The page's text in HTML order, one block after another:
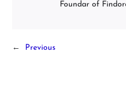
Foundar of
← Previous